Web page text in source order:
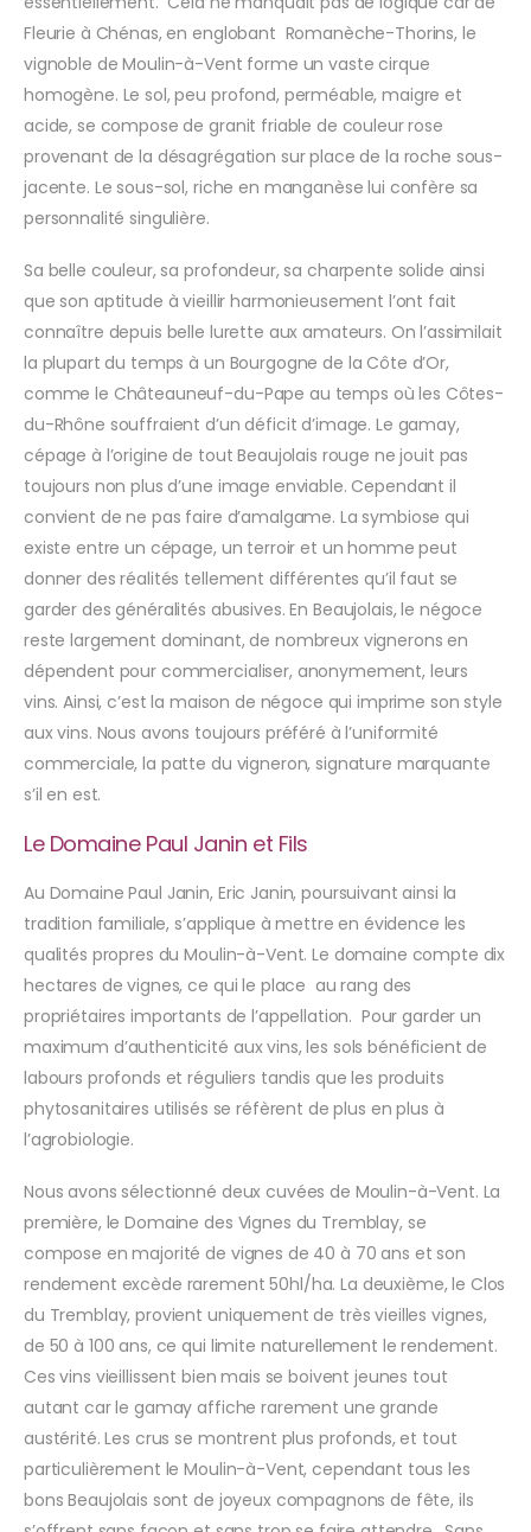
Fleurie à Chénas, en englobant Romanèche-Thorins, le
vignoble de Moulin-à-Vent forme un vaste cirque
homogène. Le sol, peu profond, perméable, maigre et
acide, se compose de granit friable de couleur rose
provenant de la désagrégation sur place de la roche sous-
jacente. Le sous-sol, riche en manganèse lui confère sa
personnalité singulière.
Sa belle couleur, sa profondeur, sa charpente solide ainsi
que son aptitude à vieillir harmonieusement l’ont fait
connaître depuis belle lurette aux amateurs. On l’assimilait
la plupart du temps à un Bourgogne de la Côte d’Or,
comme le Châteauneuf-du-Pape au temps où les Côtes-
du-Rhône souffraient d’un déficit d’image. Le gamay,
cépage à l’origine de tout Beaujolais rouge ne jouit pas
toujours non plus d’une image enviable. Cependant il
convient de ne pas faire d’amalgame. La symbiose qui
existe entre un cépage, un terroir et un homme peut
donner des réalités tellement différentes qu’il faut se
garder des généralités abusives. En Beaujolais, le négoce
reste largement dominant, de nombreux vignerons en
dépendent pour commercialiser, anonymement, leurs
vins. Ainsi, c’est la maison de négoce qui imprime son style
aux vins. Nous avons toujours préféré à l’uniformité
commerciale, la patte du vigneron, signature marquante
s’il en est.
Le Domaine Paul Janin et Fils
Au Domaine Paul Janin, Eric Janin, poursuivant ainsi la
tradition familiale, s’applique à mettre en évidence les
qualités propres du Moulin-à-Vent. Le domaine compte dix
hectares de vignes, ce qui le place au rang des
propriétaires importants de l’appellation. Pour garder un
maximum d’authenticité aux vins, les sols bénéficient de
labours profonds et réguliers tandis que les produits
phytosanitaires utilisés se réfèrent de plus en plus à
l’agrobiologie.
Nous avons sélectionné deux cuvées de Moulin-à-Vent. La
première, le Domaine des Vignes du Tremblay, se
compose en majorité de vignes de 40 à 70 ans et son
rendement excède rarement 50hl/ha. La deuxième, le Clos
du Tremblay, provient uniquement de très vieilles vignes,
de 50 à 100 ans, ce qui limite naturellement le rendement.
Ces vins vieillissent bien mais se boivent jeunes tout
autant car le gamay affiche rarement une grande
austérité. Les crus se montrent plus profonds, et tout
particulièrement le Moulin-à-Vent, cependant tous les
bons Beaujolais sont de joyeux compagnons de fête, ils